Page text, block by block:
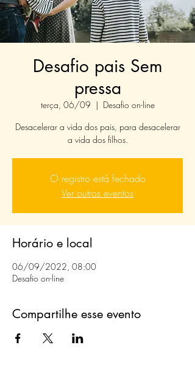
Desafio pais Sem
pressa
terça, 06/09
  |
Desafio on-line
Desacelerar a vida dos pais, para desacelerar
a vida dos filhos.
O registro está fechado
Ver outros eventos
Horário e local
06/09/2022, 08:00
Desafio on-line
Compartilhe esse evento